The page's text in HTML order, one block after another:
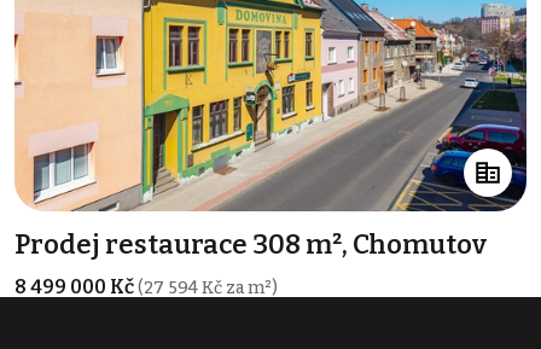
Prodej restaurace 308 m², Chomutov
8 499 000 Kč(27 594 Kč za m²)